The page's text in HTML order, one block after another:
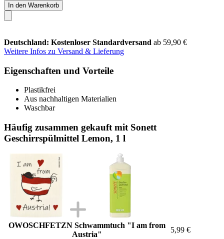
In den Warenkorb
Deutschland: Kostenloser Standardversand ab 59,90 €
Weitere Infos zu Versand & Lieferung
Eigenschaften und Vorteile
Plastikfrei
Aus nachhaltigen Materialien
Waschbar
Häufig zusammen gekauft mit Sonett
Geschirrspülmittel Lemon, 1 l
OWOSCHFETZN Schwammtuch "I am from
Austria"
5,99 €